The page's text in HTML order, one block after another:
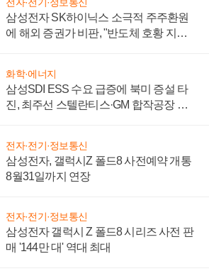
전자·전기·정보통신
삼성전자 SK하이닉스 소극적 주주환원
에 해외 증권가 비판, "반도체 호황 지속
화학·에너지
삼성SDI ESS 수요 급증에 북미 증설 타
진, 최주선 스텔란티스·GM 합작공장 건
전자·전기·정보통신
삼성전자, 갤럭시Z 폴드8 사전예약 개통
8월31일까지 연장
전자·전기·정보통신
삼성전자 갤럭시 Z 폴드8 시리즈 사전 판
매 '144만 대' 역대 최대